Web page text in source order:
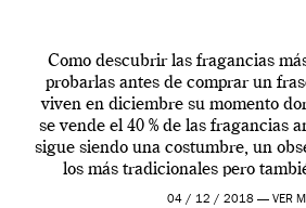
Como descubrir las fragancias
probarlas antes de comprar un
viven en diciembre su momento
se vende el 40 % de las fragancias
sigue siendo una costumbre, un
los más tradicionales pero
modernos. Estos días
04 / 12 / 2018 — VER